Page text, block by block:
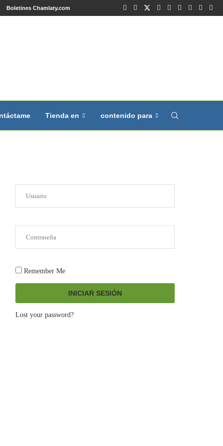
Boletines Chamlaty.com
Tienda en contenido para
Remember Me
INICIAR SESIÓN
Lost your password?